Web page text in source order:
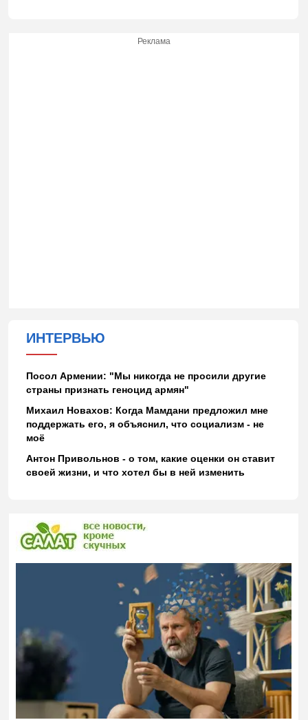
Реклама
ИНТЕРВЬЮ
Посол Армении: "Мы никогда не просили другие
страны признать геноцид армян"
Михаил Новахов: Когда Мамдани предложил мне
поддержать его, я объяснил, что социализм - не
моё
Антон Привольнов - о том, какие оценки он ставит
своей жизни, и что хотел бы в ней изменить